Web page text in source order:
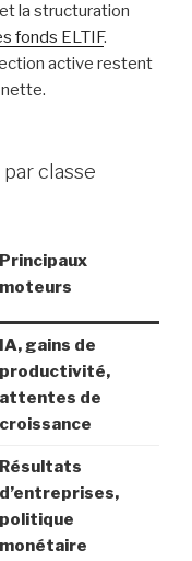
la structuration
fonds ELTIF.
active restent
classe
Principaux
moteurs
IA, gains de
productivité,
attentes de
croissance
Résultats
d’entreprises,
politique
monétaire